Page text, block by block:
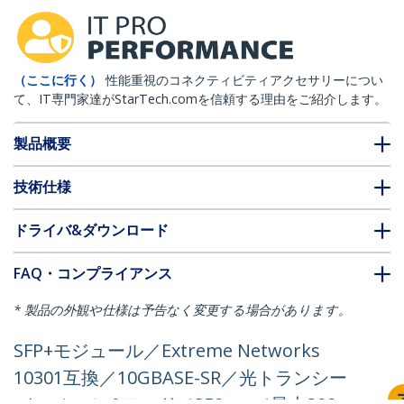
（ここに行く）
性能重視のコネクティビティアクセサリーについ
て、IT専門家達がStarTech.comを信頼する理由をご紹介します。
製品概要
技術仕様
ドライバ&ダウンロード
FAQ・コンプライアンス
* 製品の外観や仕様は予告なく変更する場合があります。
SFP+モジュール／Extreme Networks
10301互換／10GBASE-SR／光トランシー